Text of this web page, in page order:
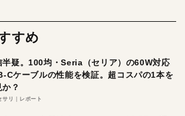
すめ
半疑。100均・Seria（セリア）の60W対応
Cケーブルの性能を検証。超コスパの1本を
？
サリ レポート